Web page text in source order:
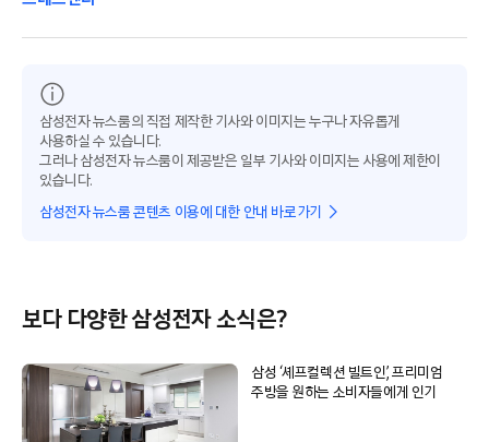
삼성전자 뉴스룸의 직접 제작한 기사와 이미지는 누구나 자유롭게
사용하실 수 있습니다.
그러나 삼성전자 뉴스룸이 제공받은 일부 기사와 이미지는 사용에 제한이
있습니다.
삼성전자 뉴스룸 콘텐츠 이용에 대한 안내 바로가기
보다 다양한 삼성전자 소식은?
삼성 ‘셰프컬렉션 빌트인’, 프리미엄
주방을 원하는 소비자들에게 인기